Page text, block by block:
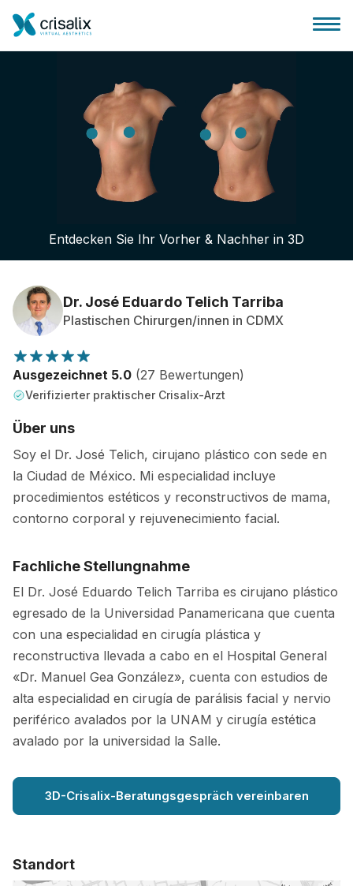
Startseite für Chirurgen
3D-Business-Plattform
Pläne
Bewertungen von Patienten
Entdecken Sie Ihr Vorher & Nachher in 3D
Dr. José Eduardo Telich Tarriba
Plastischen Chirurgen/innen in CDMX
Ausgezeichnet 5.0 (27 Bewertungen)
Verifizierter praktischer Crisalix-Arzt
Über uns
Soy el Dr. José Telich, cirujano plástico con sede en
la Ciudad de México. Mi especialidad incluye
procedimientos estéticos y reconstructivos de mama,
contorno corporal y rejuvenecimiento facial.
Fachliche Stellungnahme
El Dr. José Eduardo Telich Tarriba es cirujano plástico
egresado de la Universidad Panamericana que cuenta
con una especialidad en cirugía plástica y
reconstructiva llevada a cabo en el Hospital General
«Dr. Manuel Gea González», cuenta con estudios de
alta especialidad en cirugía de parálisis facial y nervio
periférico avalados por la UNAM y cirugía estética
avalado por la universidad la Salle.
3D-Crisalix-Beratungsgespräch vereinbaren
Standort